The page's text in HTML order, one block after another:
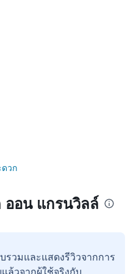
วก
ออน แกรนวิลล์
บรวมและแสดงรีวิวจากการ